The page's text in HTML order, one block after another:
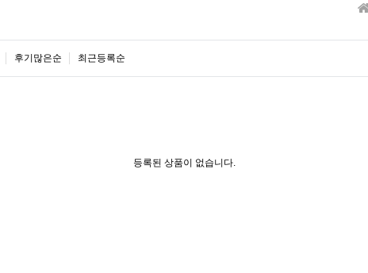
후기많은순 최근등록순
등록된 상품이 없습니다.